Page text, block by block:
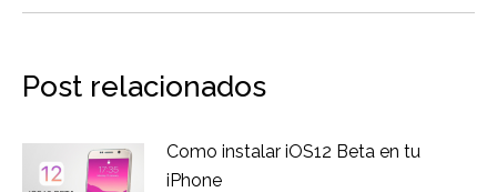
Post relacionados
Como instalar iOS12 Beta en tu
iPhone